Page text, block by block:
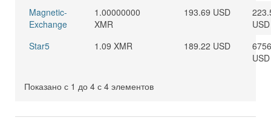
Magnetic-
Exchange
1.00000000
XMR
193.69 USD
USD
Star5
1.09 XMR 189.22 USD
USD
Показано с 1 до 4 с 4 элементов